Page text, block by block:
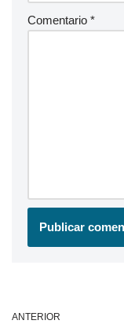
Comentario *
ANTERIOR